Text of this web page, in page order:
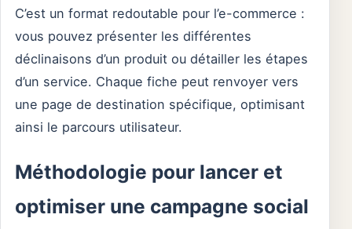
C’est un format redoutable pour l’e-commerce :
vous pouvez présenter les différentes
déclinaisons d’un produit ou détailler les étapes
d’un service. Chaque fiche peut renvoyer vers
une page de destination spécifique, optimisant
ainsi le parcours utilisateur.
Méthodologie pour lancer et
optimiser une campagne social